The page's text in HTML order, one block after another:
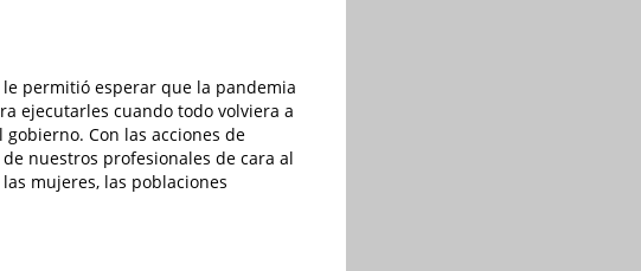
permitió esperar que la pandemia
ejecutarles cuando todo volviera a
gobierno. Con las acciones de
nuestros profesionales de cara al
mujeres, las poblaciones